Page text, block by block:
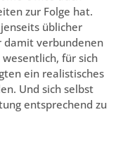
zur Folge hat.
üblicher
damit verbundenen
für sich
ein realistisches
Und sich selbst
entsprechend zu